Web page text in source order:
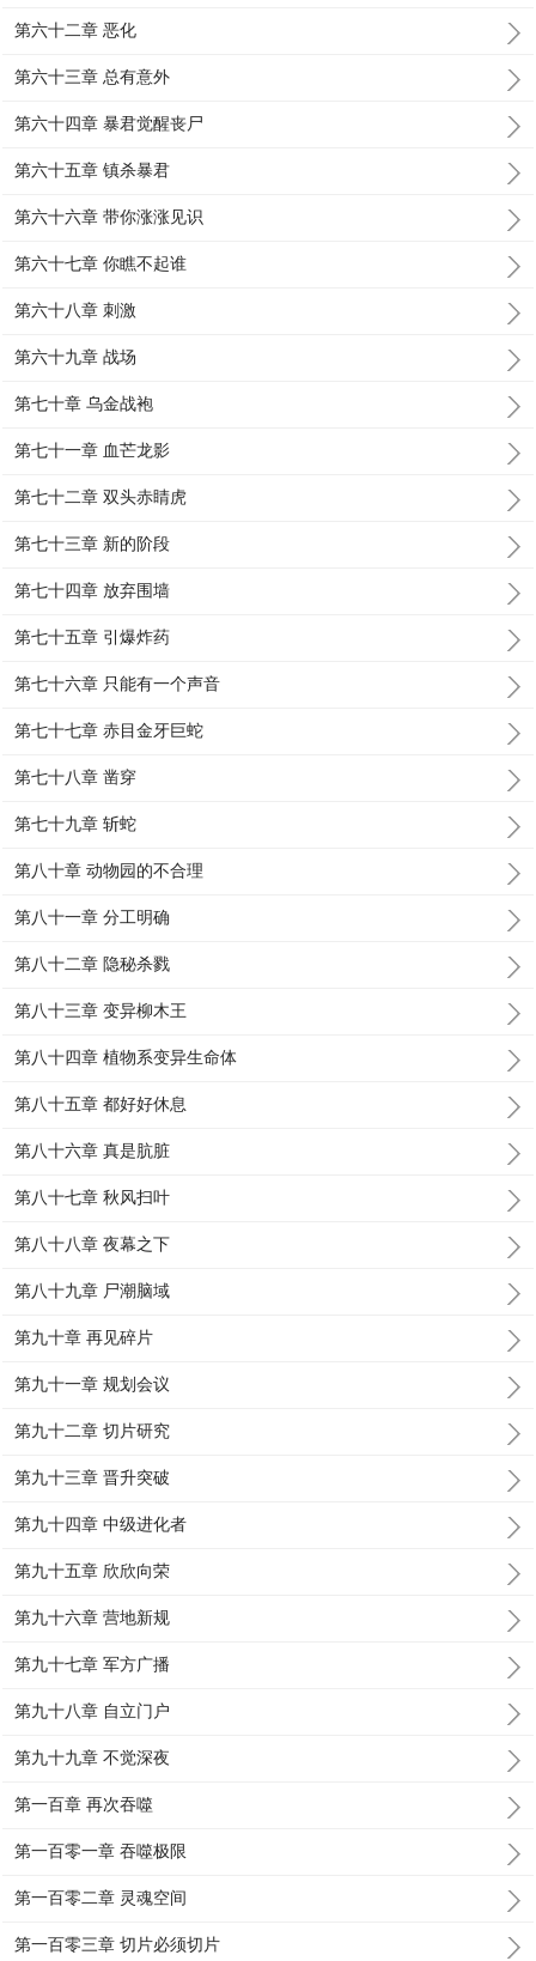
第六十二章 恶化
第六十三章 总有意外
第六十四章 暴君觉醒丧尸
第六十五章 镇杀暴君
第六十六章 带你涨涨见识
第六十七章 你瞧不起谁
第六十八章 刺激
第六十九章 战场
第七十章 乌金战袍
第七十一章 血芒龙影
第七十二章 双头赤睛虎
第七十三章 新的阶段
第七十四章 放弃围墙
第七十五章 引爆炸药
第七十六章 只能有一个声音
第七十七章 赤目金牙巨蛇
第七十八章 凿穿
第七十九章 斩蛇
第八十章 动物园的不合理
第八十一章 分工明确
第八十二章 隐秘杀戮
第八十三章 变异柳木王
第八十四章 植物系变异生命体
第八十五章 都好好休息
第八十六章 真是肮脏
第八十七章 秋风扫叶
第八十八章 夜幕之下
第八十九章 尸潮脑域
第九十章 再见碎片
第九十一章 规划会议
第九十二章 切片研究
第九十三章 晋升突破
第九十四章 中级进化者
第九十五章 欣欣向荣
第九十六章 营地新规
第九十七章 军方广播
第九十八章 自立门户
第九十九章 不觉深夜
第一百章 再次吞噬
第一百零一章 吞噬极限
第一百零二章 灵魂空间
第一百零三章 切片必须切片